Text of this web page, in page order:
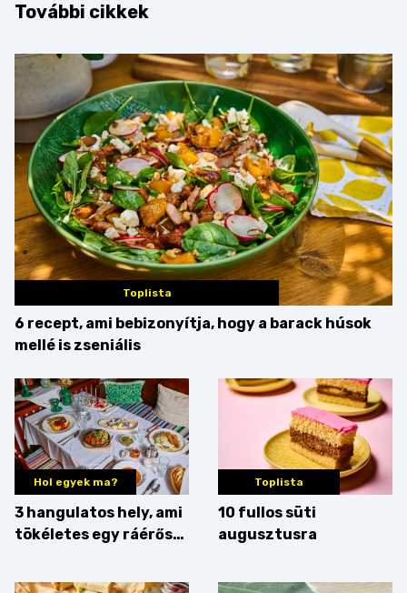
További cikkek
Toplista
6 recept, ami bebizonyítja, hogy a barack húsok
mellé is zseniális
Hol egyek ma?
3 hangulatos hely, ami
tökéletes egy ráérős
Toplista
10 fullos süti
augusztusra